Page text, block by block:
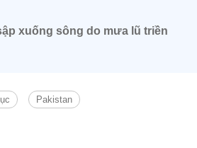
xuống sông do mưa lũ triền
Pakistan